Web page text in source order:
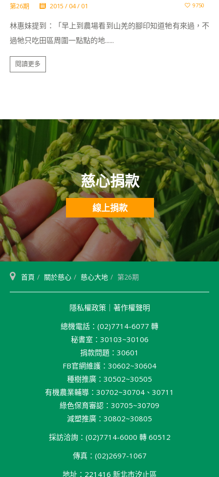
第26期 2015 / 04 / 01 9750
林惠妹提到：「早上到農場看到山羌的腳印知道牠有來過，不
過牠只吃田區周圍一點點的地......
閱讀更多
慈心捐款
線上捐款
首頁 關於慈心 慈心大地 第26期
隱私權政策｜ 著作權聲明
總機電話：(02)7714-6077 轉
秘書室：30103~30106
捐款問題：30601
FB官網維護：30602~30604
種樹推廣：30502~30505
有機農業輔導：30702~30704、30711
綠色保育審認：30705~30709
減塑推廣：30802~30805
採訪洽詢：(02)7714-6000 轉 60512
傳真：(02)2697-1067
地址：221416 新北巿汐止區